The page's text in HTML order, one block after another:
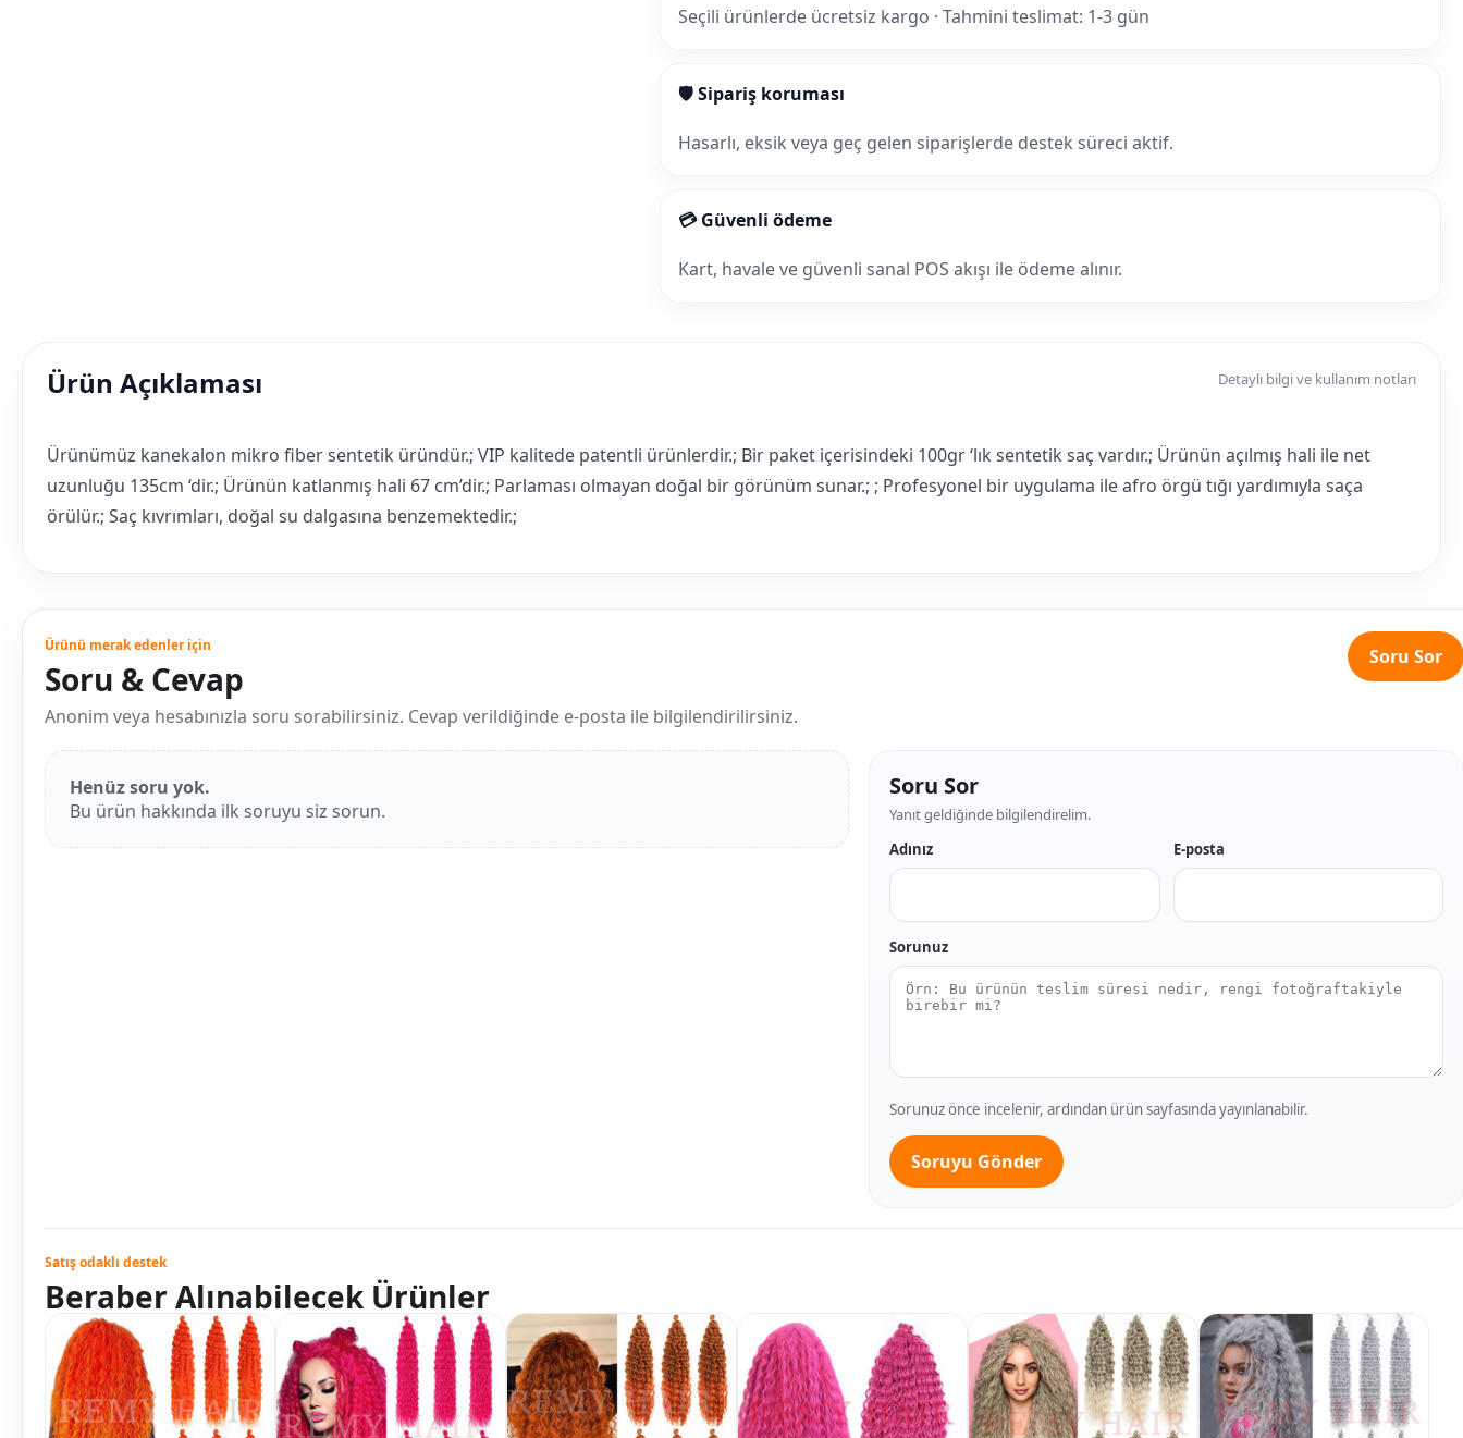
Seçili ürünlerde ücretsiz kargo · Tahmini teslimat: 1-3 gün
🛡 Sipariş koruması
Hasarlı, eksik veya geç gelen siparişlerde destek süreci aktif.
💳 Güvenli ödeme
Kart, havale ve güvenli sanal POS akışı ile ödeme alınır.
Ürün Açıklaması Detaylı bilgi ve kullanım notları
Ürünümüz kanekalon mikro fiber sentetik üründür.; VIP kalitede patentli ürünlerdir.; Bir paket içerisindeki 100gr ‘lık sentetik saç vardır.; Ürünün açılmış hali ile net
uzunluğu 135cm ‘dir.; Ürünün katlanmış hali 67 cm’dir.; Parlaması olmayan doğal bir görünüm sunar.; ; Profesyonel bir uygulama ile afro örgü tığı yardımıyla saça
örülür.; Saç kıvrımları, doğal su dalgasına benzemektedir.;
Ürünü merak edenler için
Soru & Cevap
Anonim veya hesabınızla soru sorabilirsiniz. Cevap verildiğinde e-posta ile bilgilendirilirsiniz.
Soru Sor
Henüz soru yok.
Bu ürün hakkında ilk soruyu siz sorun.
Soru Sor
Yanıt geldiğinde bilgilendirelim.
Adınız
E-posta
Sorunuz
Sorunuz önce incelenir, ardından ürün sayfasında yayınlanabilir.
Soruyu Gönder
Satış odaklı destek
Beraber Alınabilecek Ürünler